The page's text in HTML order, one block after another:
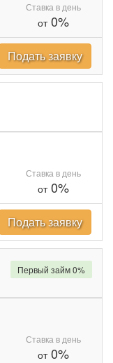
Ставка в день
от0%
Подать заявку
Ставка в день
от0%
Подать заявку
Ставка в день
от0%
Первый займ 0%